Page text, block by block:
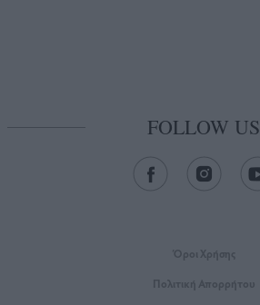
FOLLOW US
Όροι Xρήσης
Πολιτική Απορρήτου